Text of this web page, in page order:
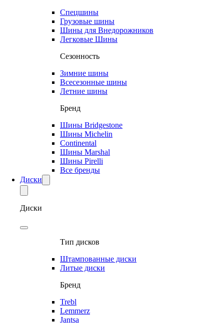
Спецшины
Грузовые шины
Шины для Внедорожников
Легковые Шины
Сезонность
Зимние шины
Всесезонные шины
Летние шины
Бренд
Шины Bridgestone
Шины Michelin
Continental
Шины Marshal
Шины Pirelli
Все бренды
Диски
Диски
Тип дисков
Штампованные диски
Литые диски
Бренд
Trebl
Lemmerz
Jantsa